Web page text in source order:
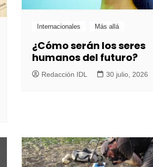
Internacionales Más allá
¿Cómo serán los seres
humanos del futuro?
Redacción IDL 30 julio, 2026